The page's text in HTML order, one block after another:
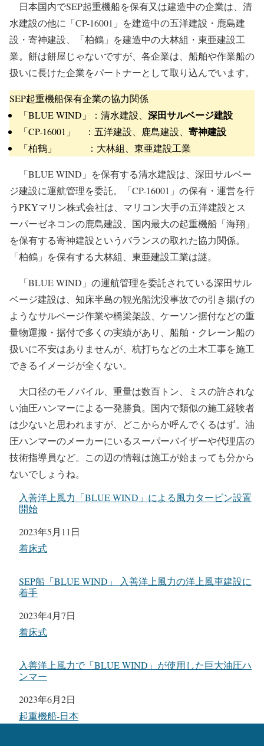
日本国内でSEP起重機船を保有又は建造中の企業は、清
水建設の他に「CP-16001」を建造中の五洋建設・鹿島建
設・寄神建設、「柏鶴」を建造中の大林組・東亜建設工
業。餅は餅屋じゃないですが、各企業は、船舶や作業船の
扱いに長けた企業をパートナーとして取り込んでいます。
SEP起重機船保有企業の協力関係
「BLUE WIND」：清水建設、 深田サルベージ建設
「CP-16001」 ：五洋建設、鹿島建設、 寄神建設
「柏鶴」 ：大林組、東亜建設工業
「BLUE WIND」を保有する清水建設は、深田サルベー
ジ建設に運航管理を委託。「CP-16001」の保有・運営を行
うPKYマリン株式会社は、マリコン大手の五洋建設とス
ーパーゼネコンの鹿島建設、国内最大の起重機船「海翔」
を保有する寄神建設というバランスの取れた協力関係。
「柏鶴」を保有する大林組、東亜建設工業は謎。
「BLUE WIND」の運航管理を委託されている深田サル
ベージ建設は、知床半島の観光船沈没事故での引き揚げの
ようなサルベージ作業や橋梁架設、ケーソン据付などの重
量物運搬・据付で多くの実績があり、船舶・クレーン船の
扱いに不安はありませんが、杭打ちなどの土木工事を施工
できるイメージが全くない。
大口径のモノパイル、重量は数百トン、ミスの許されな
い油圧ハンマーによる一発勝負。国内で類似の施工経験者
は少ないと思われますが、どこからか呼んでくるはず。油
圧ハンマーのメーカーにいるスーパーバイザーや代理店の
技術指導員など。この辺の情報は施工が始まっても分から
ないでしょうね。
入善洋上風力「BLUE WIND」による風力タービン設置
開始
日付
2023年5月11日
関連理由
着床式
SEP船「BLUE WIND」 ⼊善洋上⾵⼒の洋上風車建設に
着手
日付
2023年4月7日
関連理由
着床式
入善洋上風力で「BLUE WIND」が使用した巨大油圧ハ
ンマー
日付
2023年6月2日
関連理由
起重機船-日本